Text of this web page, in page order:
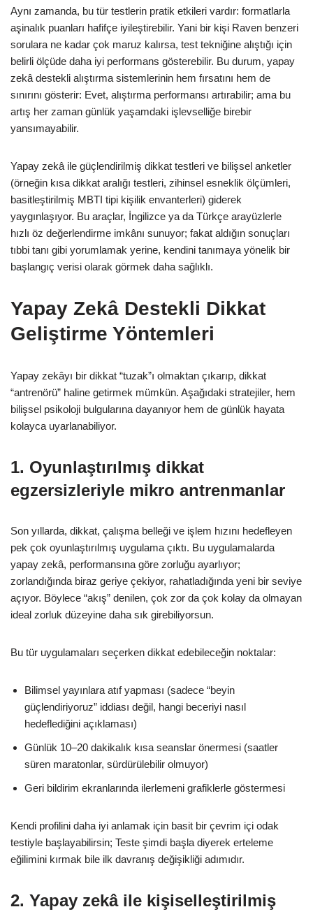
Aynı zamanda, bu tür testlerin pratik etkileri vardır: formatlarla
aşinalık puanları hafifçe iyileştirebilir. Yani bir kişi Raven benzeri
sorulara ne kadar çok maruz kalırsa, test tekniğine alıştığı için
belirli ölçüde daha iyi performans gösterebilir. Bu durum, yapay
zekâ destekli alıştırma sistemlerinin hem fırsatını hem de
sınırını gösterir: Evet, alıştırma performansı artırabilir; ama bu
artış her zaman günlük yaşamdaki işlevselliğe birebir
yansımayabilir.
Yapay zekâ ile güçlendirilmiş dikkat testleri ve bilişsel anketler
(örneğin kısa dikkat aralığı testleri, zihinsel esneklik ölçümleri,
basitleştirilmiş MBTI tipi kişilik envanterleri) giderek
yaygınlaşıyor. Bu araçlar, İngilizce ya da Türkçe arayüzlerle
hızlı öz değerlendirme imkânı sunuyor; fakat aldığın sonuçları
tıbbi tanı gibi yorumlamak yerine, kendini tanımaya yönelik bir
başlangıç verisi olarak görmek daha sağlıklı.
Yapay Zekâ Destekli Dikkat
Geliştirme Yöntemleri
Yapay zekâyı bir dikkat “tuzak”ı olmaktan çıkarıp, dikkat
“antrenörü” haline getirmek mümkün. Aşağıdaki stratejiler, hem
bilişsel psikoloji bulgularına dayanıyor hem de günlük hayata
kolayca uyarlanabiliyor.
1. Oyunlaştırılmış dikkat
egzersizleriyle mikro antrenmanlar
Son yıllarda, dikkat, çalışma belleği ve işlem hızını hedefleyen
pek çok oyunlaştırılmış uygulama çıktı. Bu uygulamalarda
yapay zekâ, performansına göre zorluğu ayarlıyor;
zorlandığında biraz geriye çekiyor, rahatladığında yeni bir seviye
açıyor. Böylece “akış” denilen, çok zor da çok kolay da olmayan
ideal zorluk düzeyine daha sık girebiliyorsun.
Bu tür uygulamaları seçerken dikkat edebileceğin noktalar:
Bilimsel yayınlara atıf yapması (sadece “beyin
güçlendiriyoruz” iddiası değil, hangi beceriyi nasıl
hedeflediğini açıklaması)
Günlük 10–20 dakikalık kısa seanslar önermesi (saatler
süren maratonlar, sürdürülebilir olmuyor)
Geri bildirim ekranlarında ilerlemeni grafiklerle göstermesi
Kendi profilini daha iyi anlamak için basit bir çevrim içi odak
testiyle başlayabilirsin; Teste şimdi başla diyerek erteleme
eğilimini kırmak bile ilk davranış değişikliği adımıdır.
2. Yapay zekâ ile kişiselleştirilmiş